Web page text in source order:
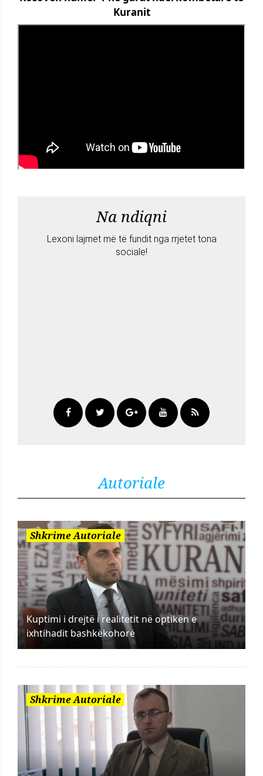
Kuranit
Na ndiqni
Lexoni lajmet më të fundit nga rrjetet tona
sociale!
Autoriale
Shkrime Autoriale
Kuptimi i drejtë i realitetit në optikën e
ixhtihadit bashkëkohorë
Shkrime Autoriale